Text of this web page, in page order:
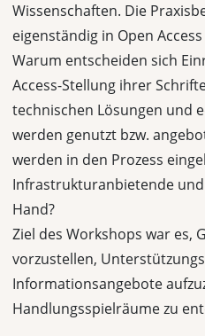
Wissenschaften. Die
eigenständig in Open
Warum entscheiden sich
Access-Stellung ihrer
technischen Lösungen und
werden genutzt bzw.
werden in den Prozess
Infrastrukturanbietende
Hand?
Ziel des Workshops war es,
vorzustellen,
Informationsangebote
Handlungsspielräume zu